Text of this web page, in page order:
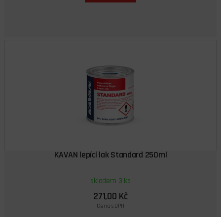
KAVAN lepící lak Standard 250ml
skladem 3 ks
271,00 Kč
Cena s DPH